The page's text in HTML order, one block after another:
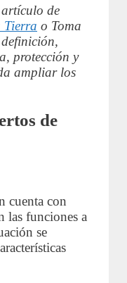
artículo de
Tierra o Toma
protección y
ampliar los
de
cuenta con
las funciones a
se